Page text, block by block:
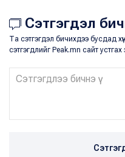
Сэтгэгдэл
Та сэтгэгдэл бичихдээ бусдад
сэтгэгдлийг Peak.mn сайт устгах